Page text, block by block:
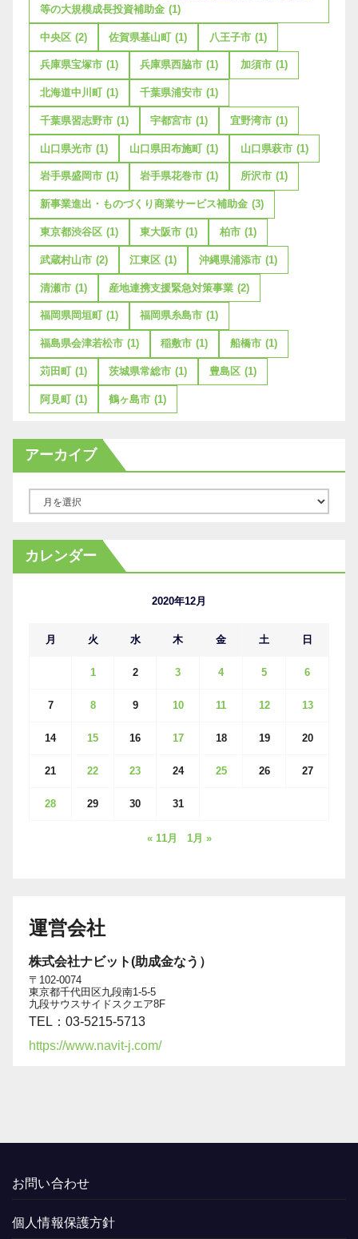
等の大規模成長投資補助金 (1)
中央区 (2) 佐賀県基山町 (1) 八王子市 (1)
兵庫県宝塚市 (1) 兵庫県西脇市 (1) 加須市 (1)
北海道中川町 (1) 千葉県浦安市 (1)
千葉県習志野市 (1) 宇都宮市 (1) 宜野湾市 (1)
山口県光市 (1) 山口県田布施町 (1) 山口県萩市 (1)
岩手県盛岡市 (1) 岩手県花巻市 (1) 所沢市 (1)
新事業進出・ものづくり商業サービス補助金 (3)
東京都渋谷区 (1) 東大阪市 (1) 柏市 (1)
武蔵村山市 (2) 江東区 (1) 沖縄県浦添市 (1)
清瀬市 (1) 産地連携支援緊急対策事業 (2)
福岡県岡垣町 (1) 福岡県糸島市 (1)
福島県会津若松市 (1) 稲敷市 (1) 船橋市 (1)
苅田町 (1) 茨城県常総市 (1) 豊島区 (1)
阿見町 (1) 鶴ヶ島市 (1)
アーカイブ
カ
イ
カレンダー
2020年12月
月 火 水 木 金 土 日
1 2 3 4 5 6
7 8 9 10 11 12 13
14 15 16 17 18 19 20
21 22 23 24 25 26 27
28 29 30 31
« 11月 1月 »
運営会社
株式会社ナビット(助成金なう）
〒102-0074
東京都千代田区九段南1-5-5
九段サウスサイドスクエア8F
TEL：03-5215-5713
https://www.navit-j.com/
お問い合わせ
個人情報保護方針